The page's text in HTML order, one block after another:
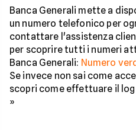
Banca Generali mette a
un numero telefonico per
contattare l'assistenza
per scoprire tutti i numeri
Banca Generali: Numero
Se invece non sai come
scopri come effettuare il log
»